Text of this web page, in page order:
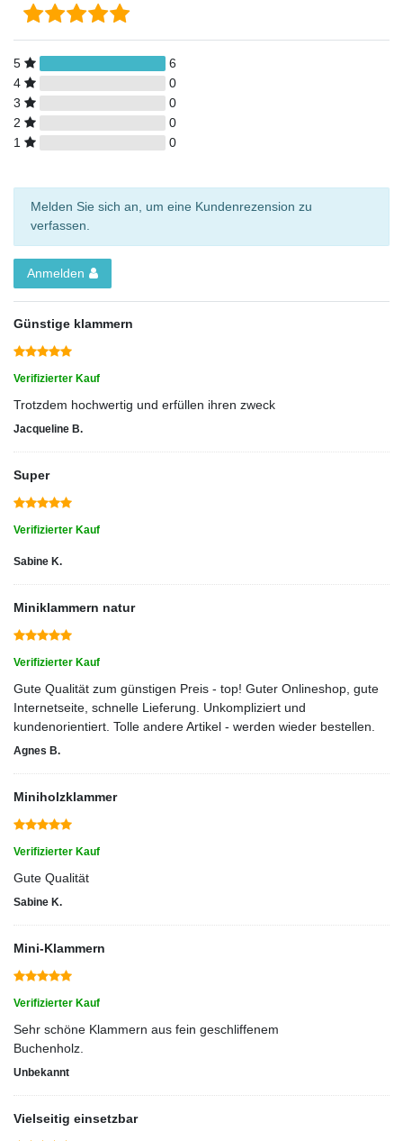
5
6
4
0
3
0
2
0
1
0
Melden Sie sich an, um eine Kundenrezension zu
verfassen.
Anmelden
Günstige klammern
Verifizierter Kauf
Trotzdem hochwertig und erfüllen ihren zweck
Jacqueline B.
Super
Verifizierter Kauf
Sabine K.
Miniklammern natur
Verifizierter Kauf
Gute Qualität zum günstigen Preis - top! Guter Onlineshop, gute
Internetseite, schnelle Lieferung. Unkompliziert und
kundenorientiert. Tolle andere Artikel - werden wieder bestellen.
Agnes B.
Miniholzklammer
Verifizierter Kauf
Gute Qualität
Sabine K.
Mini-Klammern
Verifizierter Kauf
Sehr schöne Klammern aus fein geschliffenem
Buchenholz.
Unbekannt
Vielseitig einsetzbar